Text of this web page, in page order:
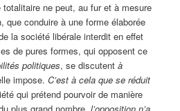
ne peut, au fur et à mesure
que conduire à une forme élaborée
la société libérale interdit en effet
de pures formes, qui opposent ce
politiques, se discutentà
impose.C’est à cela que se réduit
qui prétend pourvoir de manière
plus grand nombre,l’opposition n’a